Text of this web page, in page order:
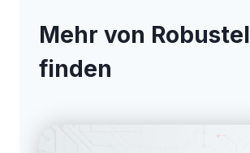
Mehr von Robustel
finden